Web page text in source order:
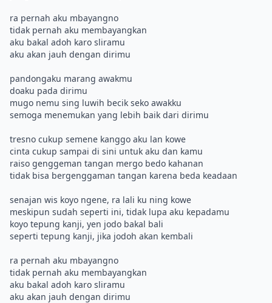
ra pernah aku mbayangno
tidak pernah aku membayangkan
aku bakal adoh karo sliramu
aku akan jauh dengan dirimu
pandongaku marang awakmu
doaku pada dirimu
mugo nemu sing luwih becik seko awakku
semoga menemukan yang lebih baik dari dirimu
tresno cukup semene kanggo aku lan kowe
cinta cukup sampai di sini untuk aku dan kamu
raiso genggeman tangan mergo bedo kahanan
tidak bisa bergenggaman tangan karena beda keadaan
senajan wis koyo ngene, ra lali ku ning kowe
meskipun sudah seperti ini, tidak lupa aku kepadamu
koyo tepung kanji, yen jodo bakal bali
seperti tepung kanji, jika jodoh akan kembali
ra pernah aku mbayangno
tidak pernah aku membayangkan
aku bakal adoh karo sliramu
aku akan jauh dengan dirimu